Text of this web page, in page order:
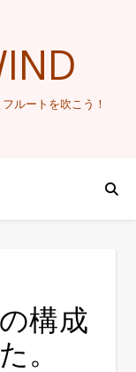
ルートを吹こう！
構成
。